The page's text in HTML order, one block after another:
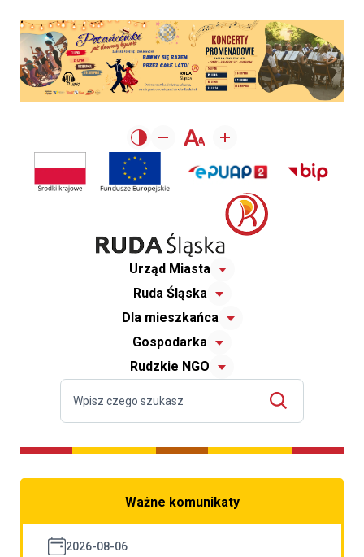
Urząd Miasta
Ruda Śląska
Dla mieszkańca
Gospodarka
Rudzkie NGO
Ważne komunikaty
2026-08-06